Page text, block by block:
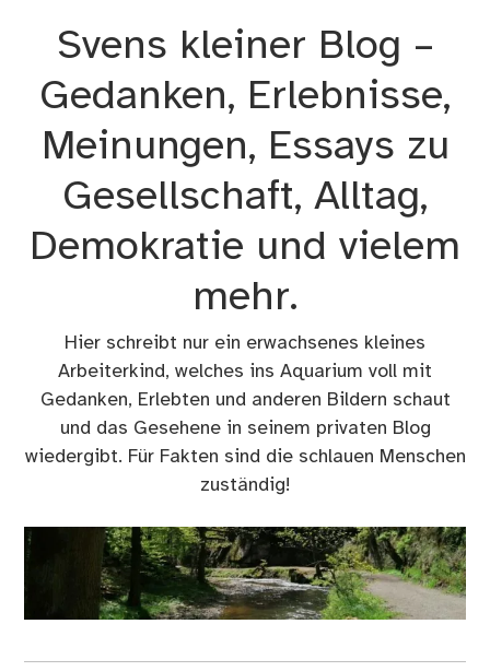
Svens kleiner Blog –
Gedanken, Erlebnisse,
Meinungen, Essays zu
Gesellschaft, Alltag,
Demokratie und vielem
mehr.
Hier schreibt nur ein erwachsenes kleines
Arbeiterkind, welches ins Aquarium voll mit
Gedanken, Erlebten und anderen Bildern schaut
und das Gesehene in seinem privaten Blog
wiedergibt. Für Fakten sind die schlauen Menschen
zuständig!